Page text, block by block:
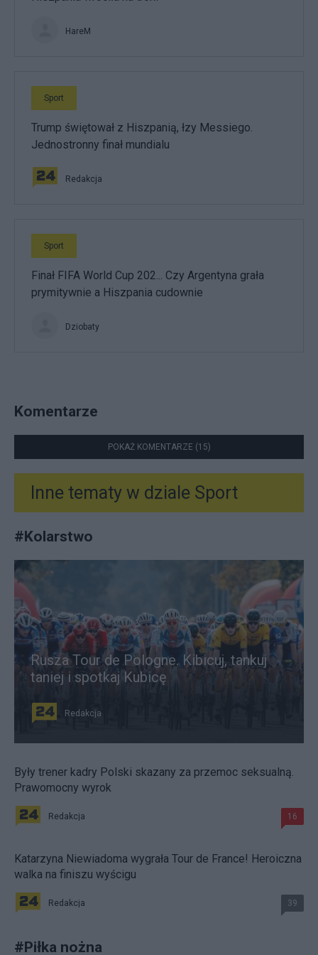
HareM
Sport
Trump świętował z Hiszpanią, łzy Messiego.
Jednostronny finał mundialu
Redakcja
Sport
Finał FIFA World Cup 202... Czy Argentyna grała
prymitywnie a Hiszpania cudownie
Dziobaty
Komentarze
POKAŻ KOMENTARZE (15)
Inne tematy w dziale Sport
#Kolarstwo
Rusza Tour de Pologne. Kibicuj, tankuj
taniej i spotkaj Kubicę
Redakcja
Były trener kadry Polski skazany za przemoc seksualną.
Prawomocny wyrok
Redakcja 16
Katarzyna Niewiadoma wygrała Tour de France! Heroiczna
walka na finiszu wyścigu
Redakcja 39
#Piłka nożna